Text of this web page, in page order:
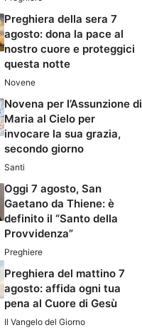
Preghiera della sera 7
agosto: dona la pace al
nostro cuore e proteggici
questa notte
Novene
Novena per l’Assunzione di
Maria al Cielo per
invocare la sua grazia,
secondo giorno
Santi
Oggi 7 agosto, San
Gaetano da Thiene: è
definito il “Santo della
Provvidenza”
Preghiere
Preghiera del mattino 7
agosto: affida ogni tua
pena al Cuore di Gesù
Il Vangelo del Giorno